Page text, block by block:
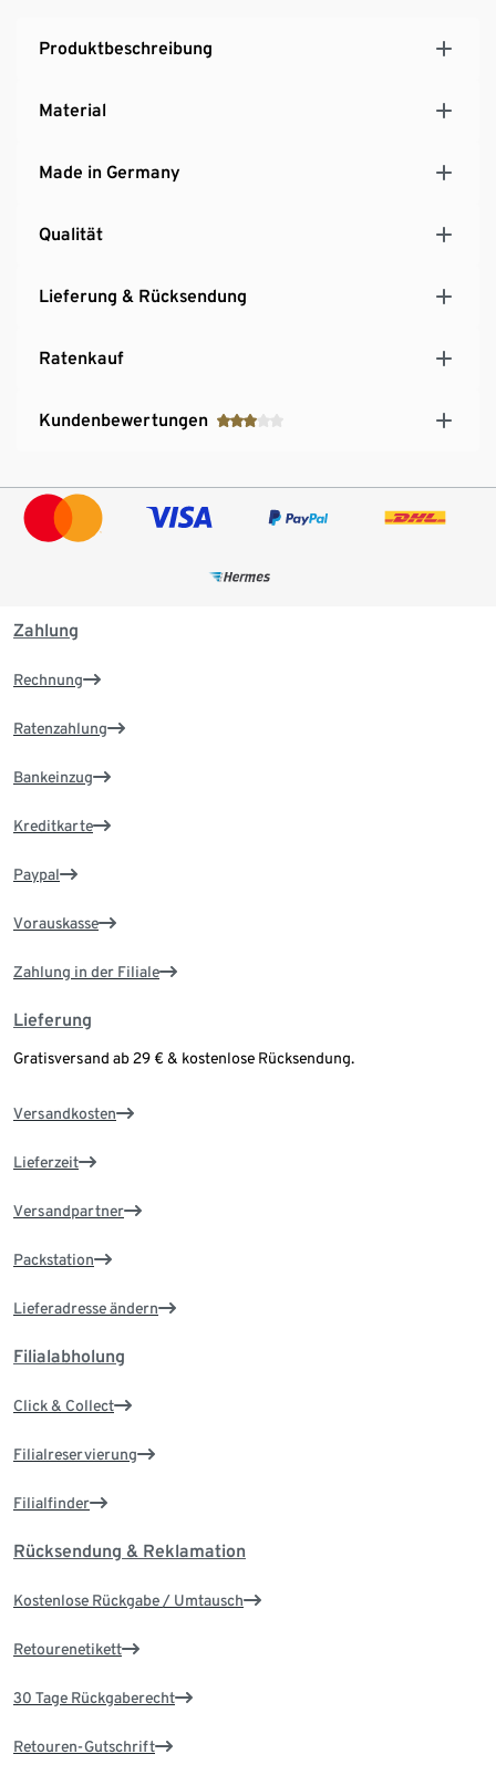
MADE IN GERMANY
Produktbeschreibung
Material
Made in Germany
Qualität
Lieferung & Rücksendung
Ratenkauf
Kundenbewertungen
Zahlung
Rechnung
Ratenzahlung
Bankeinzug
Kreditkarte
Paypal
Vorauskasse
Zahlung in der Filiale
Lieferung
Gratisversand ab 29 € & kostenlose Rücksendung.
Versandkosten
Lieferzeit
Versandpartner
Packstation
Lieferadresse ändern
Filialabholung
Click & Collect
Filialreservierung
Filialfinder
Rücksendung & Reklamation
Kostenlose Rückgabe / Umtausch
Retourenetikett
30 Tage Rückgaberecht
Retouren-Gutschrift